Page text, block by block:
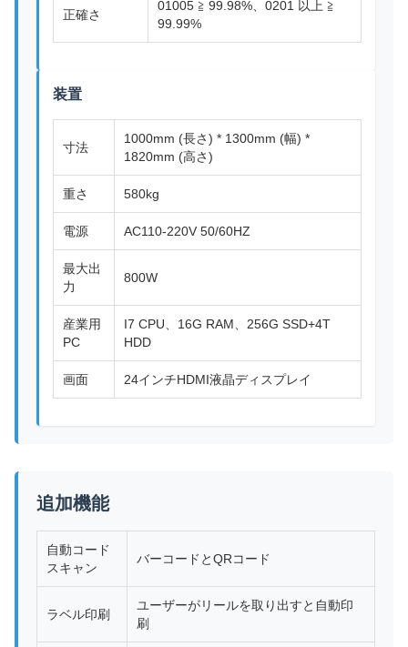
正確さ
01005 ≧ 99.98%、0201 以上 ≧
99.99%
装置
寸法
1000mm (長さ) * 1300mm (幅) *
1820mm (高さ)
重さ 580kg
電源 AC110-220V 50/60HZ
最大出
力
800W
産業用
PC
I7 CPU、16G RAM、256G SSD+4T
HDD
画面 24インチHDMI液晶ディスプレイ
追加機能
自動コード
スキャン
バーコードとQRコード
ラベル印刷
ユーザーがリールを取り出すと自動印
刷